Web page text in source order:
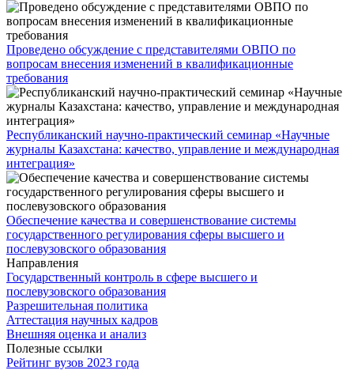
Проведено обсуждение с представителями ОВПО по
вопросам внесения изменений в квалификационные
требования
Республиканский научно-практический семинар «Научные
журналы Казахстана: качество, управление и международная
интеграция»
Обеспечение качества и совершенствование системы
государственного регулирования сферы высшего и
послевузовского образования
Направления
Государственный контроль в сфере высшего и
послевузовского образования
Разрешительная политика
Аттестация научных кадров
Внешняя оценка и анализ
Полезные ссылки
Рейтинг вузов 2023 года